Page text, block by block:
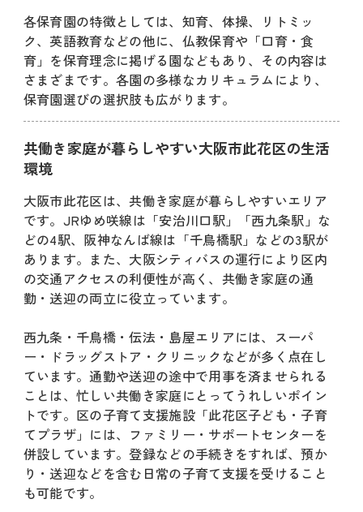
各保育園の特徴としては、知育、体操、リトミッ
ク、英語教育などの他に、仏教保育や「口育・食
育」を保育理念に掲げる園などもあり、その内容は
さまざまです。各園の多様なカリキュラムにより、
保育園選びの選択肢も広がります。
共働き家庭が暮らしやすい大阪市此花区の生活
環境
大阪市此花区は、共働き家庭が暮らしやすいエリア
です。JRゆめ咲線は「安治川口駅」「西九条駅」な
どの4駅、阪神なんば線は「千鳥橋駅」などの3駅が
あります。また、大阪シティバスの運行により区内
の交通アクセスの利便性が高く、共働き家庭の通
勤・送迎の両立に役立っています。
西九条・千鳥橋・伝法・島屋エリアには、スーパ
ー・ドラッグストア・クリニックなどが多く点在し
ています。通勤や送迎の途中で用事を済ませられる
ことは、忙しい共働き家庭にとってうれしいポイン
トです。区の子育て支援施設「此花区子ども・子育
てプラザ」には、ファミリー・サポートセンターを
併設しています。登録などの手続きをすれば、預か
り・送迎などを含む日常の子育て支援を受けること
も可能です。